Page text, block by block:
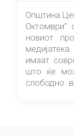
од
Општина
Октомври"
новиот
имаат
што ќе
слободно